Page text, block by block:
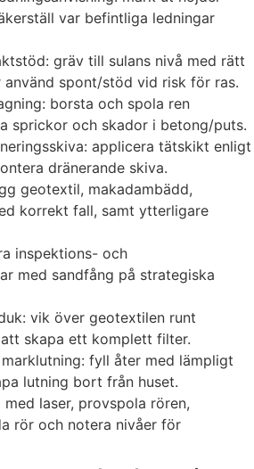
var befintliga ledningar
gräv till sulans nivå med rätt
använd spont/stöd vid risk för ras.
borsta och spola ren
sprickor och skador i betong/puts.
applicera tätskikt enligt
dränerande skiva.
geotextil, makadambädd,
korrekt fall, samt ytterligare
inspektions- och
med sandfång på strategiska
vik över geotextilen runt
skapa ett komplett filter.
fyll åter med lämpligt
lutning bort från huset.
laser, provspola rören,
rör och notera nivåer för